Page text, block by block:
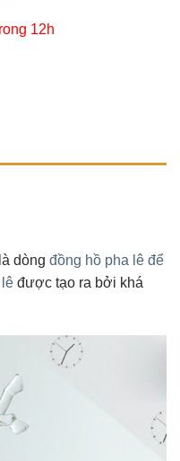
12h
dòng đồng hồ pha lê để
được tạo ra bởi khá